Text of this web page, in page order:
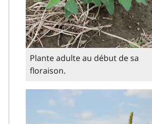
Plante adulte au début de sa
floraison.